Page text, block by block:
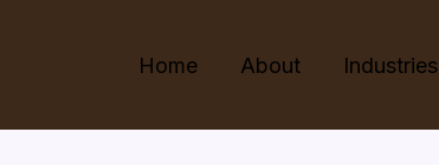
Home About Industries